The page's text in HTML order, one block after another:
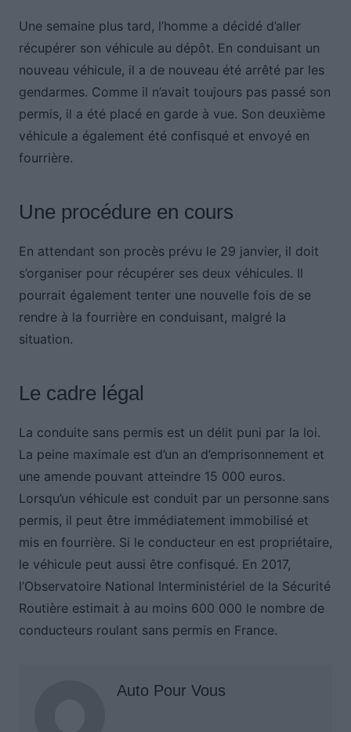
Une semaine plus tard, l’homme a décidé d’aller
récupérer son véhicule au dépôt. En conduisant un
nouveau véhicule, il a de nouveau été arrêté par les
gendarmes. Comme il n’avait toujours pas passé son
permis, il a été placé en garde à vue. Son deuxième
véhicule a également été confisqué et envoyé en
fourrière.
Une procédure en cours
En attendant son procès prévu le 29 janvier, il doit
s’organiser pour récupérer ses deux véhicules. Il
pourrait également tenter une nouvelle fois de se
rendre à la fourrière en conduisant, malgré la
situation.
Le cadre légal
La conduite sans permis est un délit puni par la loi.
La peine maximale est d’un an d’emprisonnement et
une amende pouvant atteindre 15 000 euros.
Lorsqu’un véhicule est conduit par un personne sans
permis, il peut être immédiatement immobilisé et
mis en fourrière. Si le conducteur en est propriétaire,
le véhicule peut aussi être confisqué. En 2017,
l’Observatoire National Interministériel de la Sécurité
Routière estimait à au moins 600 000 le nombre de
conducteurs roulant sans permis en France.
Auto Pour Vous